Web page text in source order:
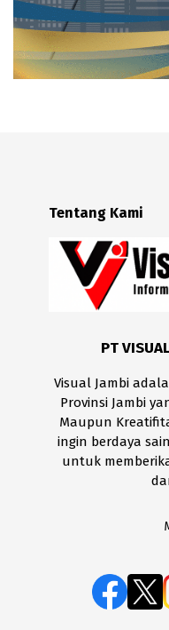
Tentang Kami
PT
Visual Jambi
Provinsi Jambi
Maupun
ingin berdaya
untuk